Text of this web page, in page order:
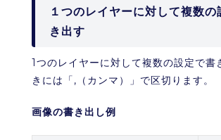
１つのレイヤーに対して複数の
き出す
1つのレイヤーに対して複数の設定で書
きには「,（カンマ）」で区切ります。
画像の書き出し例